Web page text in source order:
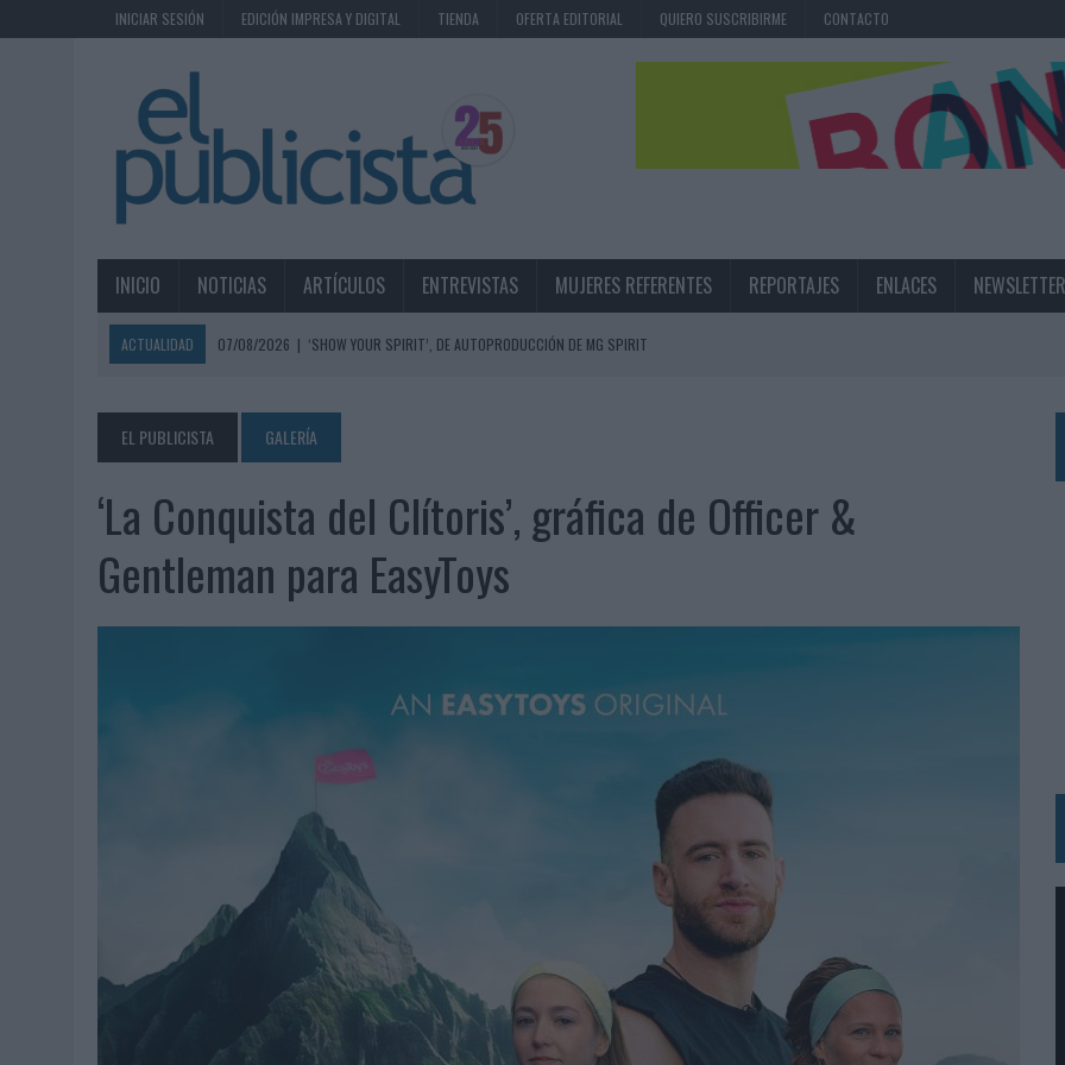
INICIAR SESIÓN EDICIÓN IMPRESA Y DIGITAL TIENDA OFERTA EDITORIAL QUIERO SUSCRIBIRME CONTACTO
INICIO NOTICIAS ARTÍCULOS ENTREVISTAS MUJERES REFERENTES REPORTAJES ENLACES NEWSLETTER
ACTUALIDAD 07/08/2026 | ‘SHOW YOUR SPIRIT’, DE AUTOPRODUCCIÓN DE MG SPIRIT
MAHOU REIVINDICA EL RITUAL DE LA CAÑA EN EL DÍA INTERNACIONAL DE LA CERVEZA
07/08/2026 | MG SPIRIT RELANZA SU MARCA CON UNA ESTRATEGIA 360º CENTRADA EN EL ORIGEN BARCELONÉS
07/08/2026
PATRÓN CONVIERTE EL NUEVO SINGLE DE ARÓN PIPER EN UNA EXPERIENCIA DE MARCA EN IBIZA
07/08/2026 | EL VERANO PONE A PRUEBA LA ESTRATEGIA DIGITAL DE LAS MARCAS
07/08/2026 |
VUELING CONVIERTE LOS RECUERDOS EN SOUVENIRS CON IA
SIETE DE CADA DIEZ EMPRESAS ESPAÑOLAS NO INTEGRAN LA INFANCIA EN SU ESTRATEGIA
EL USO DE LA IA GENERATIVA ALCANZA YA AL 62% DE LOS ESPAÑOLES
SYSTEM1 NOMBRA A KIMBERLY BASTONI COMO NUEVA DIRECTORA COMERCIAL GLOBAL
FRIGO Y UNIQLO LANZAN UNA COLECCIÓN PERSONALIZABLE INSPIRADA EN CORNETTO, CALIPPO Y SOLERO
LA IA ESTÁ SUBIENDO EL LISTÓN DE LA CREATIVIDAD
|
BEON WORLDWIDE LANZA RAÍZ URBANA PARA TRANSFORMAR EL PATRIMONIO HISTÓRICO EN ACTIVOS CULTURALES Y ECONÓMICOS
05/08/2026
FABRA COMUNICACIÓN INCORPORA A CASONÁ Y ASUME LA GESTIÓN DE SUS RELACIONES CON LOS MEDIOS
LOPESAN HOTELS & RESORTS ACERCA EL PARAÍSO CANARIO EN SU ÚLTIMA CAMPAÑA INTERNACIONAL
LUIS ARQUILLOS (BURGO DE ARIAS): “LA CONSTRUCCIÓN DE MARCA A LARGO PLAZO Y LA MEDICIÓN SON DOS CARAS DE LA MISMA
EL PUBLICISTA GALERÍA
‘La Conquista del Clítoris’, gráfica de Officer &
Gentleman para EasyToys